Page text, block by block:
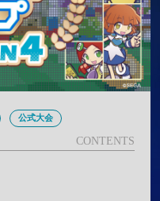
公式大会